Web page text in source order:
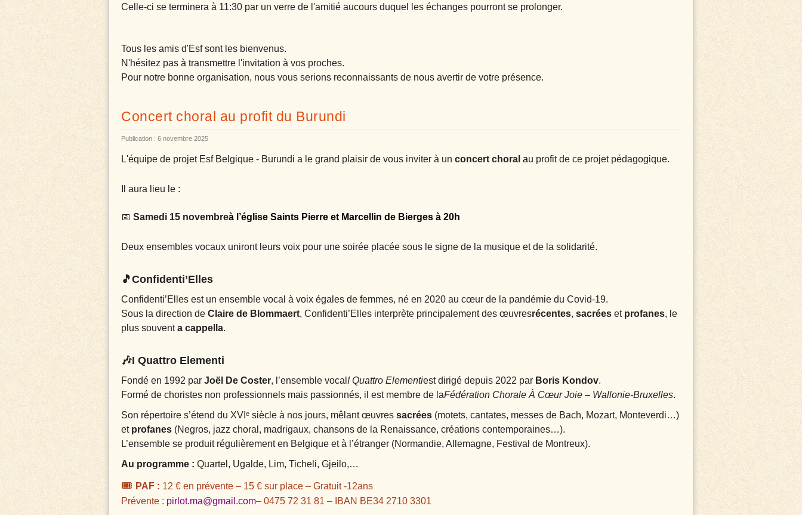
Celle-ci se terminera à 11:30 par un verre de l'amitié aucours duquel les échanges pourront se prolonger.
Tous les amis d'Esf sont les bienvenus.
N'hésitez pas à transmettre l'invitation à vos proches.
Pour notre bonne organisation, nous vous serions reconnaissants de nous avertir de votre présence.
Concert choral au profit du Burundi
Publication : 6 novembre 2025
L'équipe de projet Esf Belgique - Burundi a le grand plaisir de vous inviter à un concert choral au profit de ce projet pédagogique.
Il aura lieu le :
📅 Samedi 15 novembreà l’église Saints Pierre et Marcellin de Bierges à 20h
Deux ensembles vocaux uniront leurs voix pour une soirée placée sous le signe de la musique et de la solidarité.
🎵Confidenti’Elles
Confidenti’Elles est un ensemble vocal à voix égales de femmes, né en 2020 au cœur de la pandémie du Covid-19.
Sous la direction de Claire de Blommaert, Confidenti’Elles interprète principalement des œuvresrécentes, sacrées et profanes, le
plus souventa cappella.
🎶I Quattro Elementi
Fondé en 1992 par Joël De Coster, l’ensemble vocal I Quattro Elementiest dirigé depuis 2022 par Boris Kondov.
Formé de choristes non professionnels mais passionnés, il est membre de laFédération Chorale À Cœur Joie – Wallonie-Bruxelles.
Son répertoire s’étend du XVIᵉ siècle à nos jours, mêlant œuvres sacrées (motets, cantates, messes de Bach, Mozart, Monteverdi…)
et profanes (Negros, jazz choral, madrigaux, chansons de la Renaissance, créations contemporaines…).
L’ensemble se produit régulièrement en Belgique et à l’étranger (Normandie, Allemagne, Festival de Montreux).
Au programme : Quartel, Ugalde, Lim, Ticheli, Gjeilo,…
🎟 PAF : 12 € en prévente – 15 € sur place – Gratuit -12ans
Prévente : pirlot.ma@gmail.com– 0475 72 31 81 – IBAN BE34 2710 3301